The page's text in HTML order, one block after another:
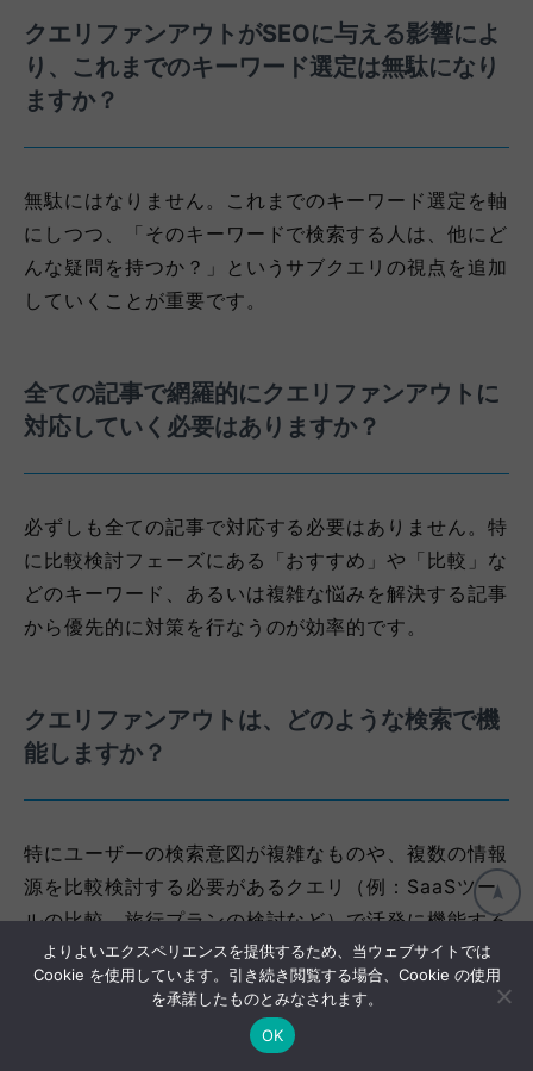
クエリファンアウトがSEOに与える影響によ
り、これまでのキーワード選定は無駄になり
ますか？
無駄にはなりません。これまでのキーワード選定を軸
にしつつ、「そのキーワードで検索する人は、他にど
んな疑問を持つか？」というサブクエリの視点を追加
していくことが重要です。
全ての記事で網羅的にクエリファンアウトに
対応していく必要はありますか？
必ずしも全ての記事で対応する必要はありません。特
に比較検討フェーズにある「おすすめ」や「比較」な
どのキーワード、あるいは複雑な悩みを解決する記事
から優先的に対策を行なうのが効率的です。
クエリファンアウトは、どのような検索で機
能しますか？
特にユーザーの検索意図が複雑なものや、複数の情報
源を比較検討する必要があるクエリ（例：SaaSツー
ルの比較、旅行プランの検討など）で活発に機能する
傾向があります。
まとめ：検索体験が激変する今
よりよいエクスペリエンスを提供するため、当ウェブサイトでは
Cookie を使用しています。引き続き閲覧する場合、Cookie の使用
を承諾したものとみなされます。
OK